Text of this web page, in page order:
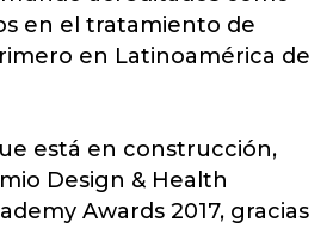
en el tratamiento de
en Latinoamérica de
está en construcción,
Design & Health
Awards 2017, gracias